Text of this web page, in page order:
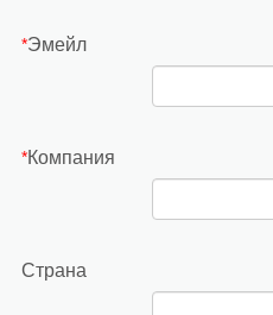
*Эмейл
*Компания
Страна